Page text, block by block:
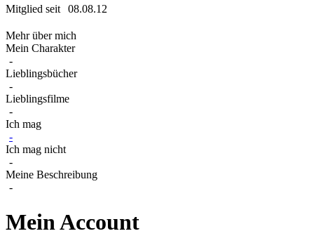
Mitglied seit
08.08.12
Mehr über mich
Mein Charakter
-
Lieblingsbücher
-
Lieblingsfilme
-
Ich mag
-
Ich mag nicht
-
Meine Beschreibung
-
Mein Account